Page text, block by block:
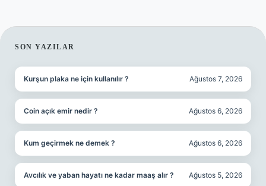
SIDEBAR
SON YAZILAR
Kurşun plaka ne için kullanılır ? Ağustos 7, 2026
Coin açık emir nedir ? Ağustos 6, 2026
Kum geçirmek ne demek ? Ağustos 6, 2026
Avcılık ve yaban hayatı ne kadar maaş alır ? Ağustos 5, 2026